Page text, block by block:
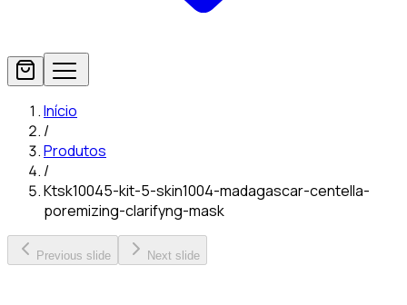
Início
/
Produtos
/
Ktsk10045-kit-5-skin1004-madagascar-centella-
poremizing-clarifyng-mask
Previous slide Next slide